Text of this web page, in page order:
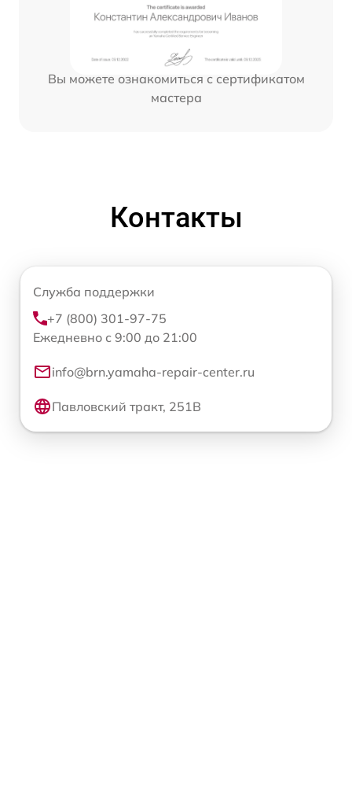
Вы можете ознакомиться с сертификатом
мастера
Контакты
Служба поддержки
+7 (800) 301-97-75
Ежедневно с 9:00 до 21:00
info@brn.yamaha-repair-center.ru
Павловский тракт, 251В